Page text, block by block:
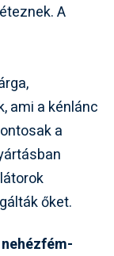
A
ami a kénlánc
a
őket.
nehézfém-